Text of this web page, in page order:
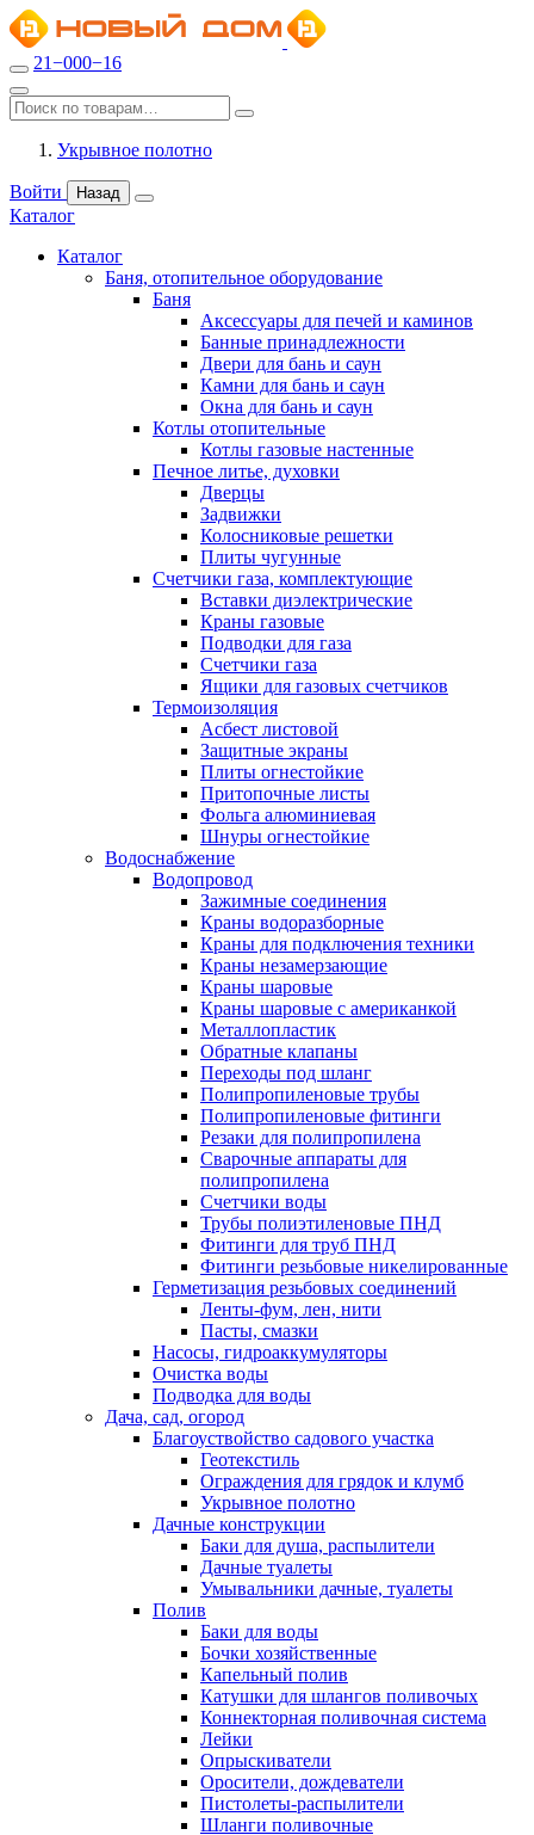
21−000−16
Укрывное полотно
Войти Назад
Каталог
Каталог
Баня, отопительное оборудование
Баня
Аксессуары для печей и каминов
Банные принадлежности
Двери для бань и саун
Камни для бань и саун
Окна для бань и саун
Котлы отопительные
Котлы газовые настенные
Печное литье, духовки
Дверцы
Задвижки
Колосниковые решетки
Плиты чугунные
Счетчики газа, комплектующие
Вставки диэлектрические
Краны газовые
Подводки для газа
Счетчики газа
Ящики для газовых счетчиков
Термоизоляция
Асбест листовой
Защитные экраны
Плиты огнестойкие
Притопочные листы
Фольга алюминиевая
Шнуры огнестойкие
Водоснабжение
Водопровод
Зажимные соединения
Краны водоразборные
Краны для подключения техники
Краны незамерзающие
Краны шаровые
Краны шаровые с американкой
Металлопластик
Обратные клапаны
Переходы под шланг
Полипропиленовые трубы
Полипропиленовые фитинги
Резаки для полипропилена
Сварочные аппараты для
полипропилена
Счетчики воды
Трубы полиэтиленовые ПНД
Фитинги для труб ПНД
Фитинги резьбовые никелированные
Герметизация резьбовых соединений
Ленты-фум, лен, нити
Пасты, смазки
Насосы, гидроаккумуляторы
Очистка воды
Подводка для воды
Дача, сад, огород
Благоуствойство садового участка
Геотекстиль
Ограждения для грядок и клумб
Укрывное полотно
Дачные конструкции
Баки для душа, распылители
Дачные туалеты
Умывальники дачные, туалеты
Полив
Баки для воды
Бочки хозяйственные
Капельный полив
Катушки для шлангов поливочых
Коннекторная поливочная система
Лейки
Опрыскиватели
Оросители, дождеватели
Пистолеты-распылители
Шланги поливочные